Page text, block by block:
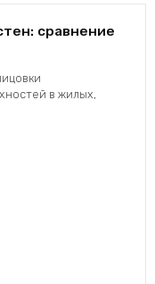
сравнение
в жилых,